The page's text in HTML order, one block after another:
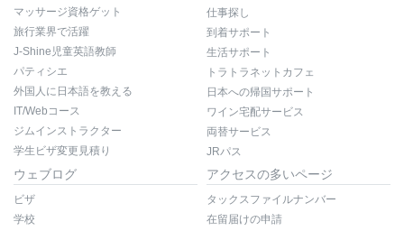
マッサージ資格ゲット
旅行業界で活躍
J-Shine児童英語教師
パティシエ
外国人に日本語を教える
IT/Webコース
ジムインストラクター
学生ビザ変更見積り
仕事探し
到着サポート
生活サポート
トラトラネットカフェ
日本への帰国サポート
ワイン宅配サービス
両替サービス
JRパス
ウェブログ
ビザ
学校
アクセスの多いページ
タックスファイルナンバー
在留届けの申請